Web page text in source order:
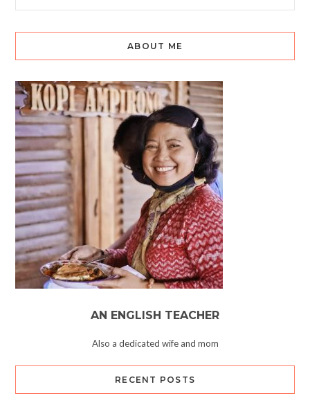
ABOUT ME
AN ENGLISH TEACHER
Also a dedicated wife and mom
RECENT POSTS